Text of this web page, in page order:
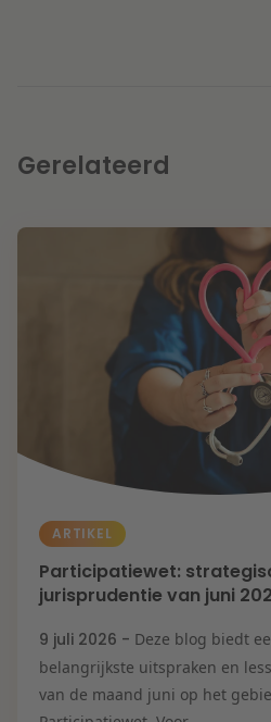
Gerelateerd
ARTIKEL
Participatiewet:
jurisprudentie van juni
9 juli 2026 - Deze blog biedt
belangrijkste uitspraken en
van de maand juni op het